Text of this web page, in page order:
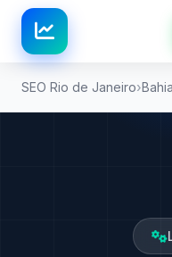
SEO Rio de Janeiro Bahia